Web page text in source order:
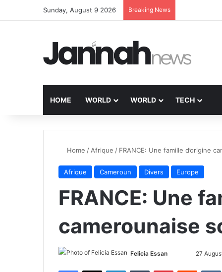
Sunday, August 9 2026 Breaking News
HOME WORLD WORLD TECH
Home / Afrique / FRANCE: Une famille d’origine
Afrique Cameroun Divers Europe
FRANCE: Une
camerounaise
Felicia Essan 27